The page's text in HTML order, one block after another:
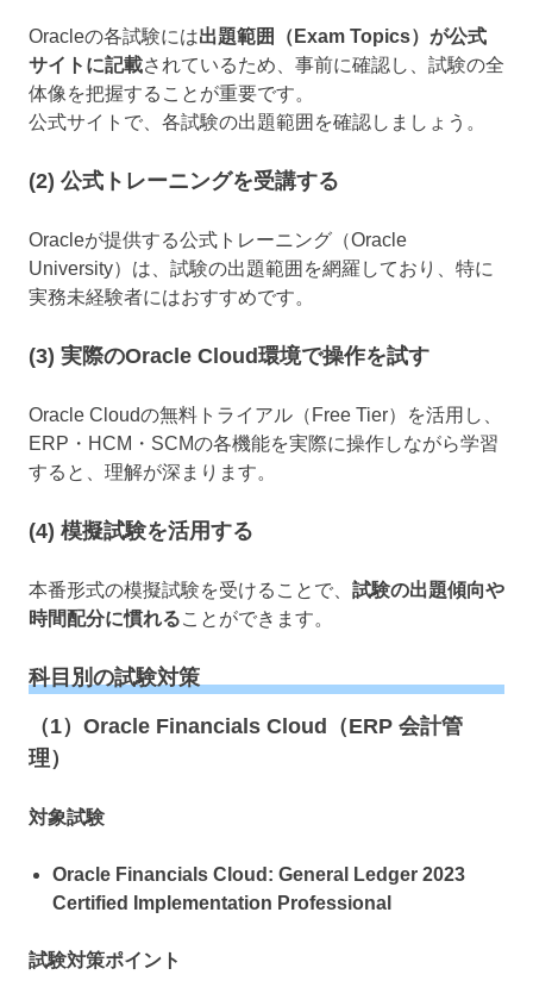
Oracleの各試験には出題範囲（Exam Topics）が公式
サイトに記載されているため、事前に確認し、試験の全
体像を把握することが重要です。
公式サイトで、各試験の出題範囲を確認しましょう。
(2) 公式トレーニングを受講する
Oracleが提供する公式トレーニング（Oracle
University）は、試験の出題範囲を網羅しており、特に
実務未経験者にはおすすめです。
(3) 実際のOracle Cloud環境で操作を試す
Oracle Cloudの無料トライアル（Free Tier）を活用し、
ERP・HCM・SCMの各機能を実際に操作しながら学習
すると、理解が深まります。
(4) 模擬試験を活用する
本番形式の模擬試験を受けることで、 試験の出題傾向や
時間配分に慣れることができます。
科目別の試験対策
（1）Oracle Financials Cloud（ERP 会計管
理）
対象試験
Oracle Financials Cloud: General Ledger 2023
Certified Implementation Professional
試験対策ポイント